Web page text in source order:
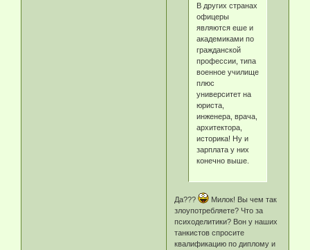
В других странах
офицеры
являются еше и
академиками по
гражданской
профессии, типа
военное училище
плюс
университет на
юриста,
инженера, врача,
архитектора,
историка! Ну и
зарплата у них
конечно выше.
Да???
Милок! Вы чем так
злоупотребляете? Что за
психоделитики? Вон у наших
танкистов спросите
квалификацию по диплому и